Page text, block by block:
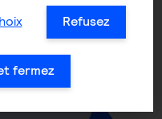
Refusez
fermez